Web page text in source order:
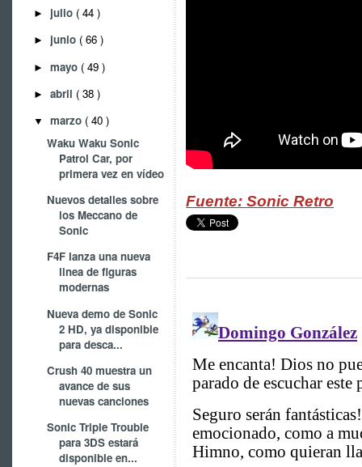
► julio ( 44 )
► junio ( 66 )
► mayo ( 49 )
► abril ( 38 )
▼ marzo ( 40 )
Waku Waku Sonic
Patrol Car, por
primera vez en vídeo
Nuevos detalles sobre
los Meccano de
Sonic
F4F lanza una nueva
linea de figuras
modernas
Nueva demo de Sonic
2 HD, ya disponible
para desca...
Crush 40 muestra un
avance de sus
nuevas canciones
Sonic Triple Trouble
para 3DS estará
disponible en...
Fuente: Sonic Retro